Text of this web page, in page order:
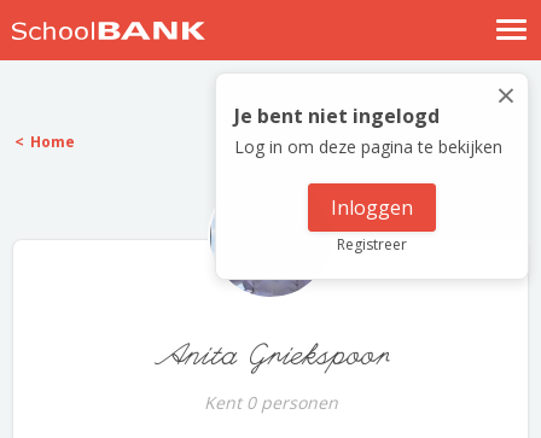
Nostalgische verhalen
Log in
Meld je gratis aan
×
Je bent niet ingelogd
Log in om deze pagina te bekijken
Inloggen
Registreer
Home
Anita Griekspoor
Kent 0 personen